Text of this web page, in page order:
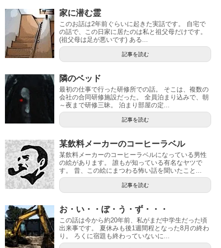
家に潜む霊
このお話は2年前ぐらいに起きた実話です。 自宅で
の話で、この日家に居たのは私と祖父母だけです。
(祖父母は足が悪いです) ある...
記事を読む
隣のベッド
最初の仕事で行った研修所での話。 そこは、複数の
会社の合同研修施設だった。 全員泊まり込みで、朝
～夜まで研修三昧。 泊まり部屋の定...
記事を読む
某飲料メーカーのコーヒーラベル
某飲料メーカーのコーヒーラベルになっている男性
の絵があります。 誰もが知っている有名なヤツで
す。 昔、この絵にまつわる怖い話を聞いたこと...
記事を読む
お・い・・ぼ・う・ず・・・
この話は今から約20年前、私がまだ中学生だった頃
出来事です。 夏休みも後1週間程となった8月の終わ
り。 ろくに宿題も終わっていないに...